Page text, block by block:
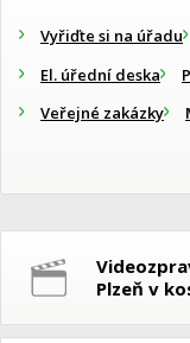
Vyřiďte si na úřadu
El. úřední deska
Veřejné zakázky
Plzeň v